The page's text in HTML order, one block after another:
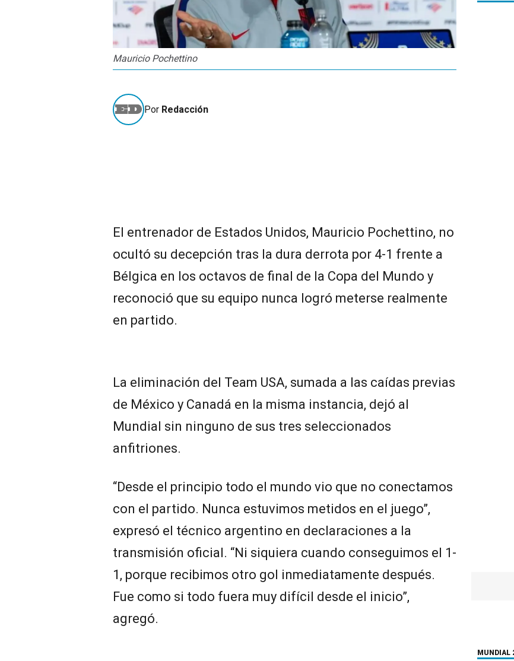
Mauricio Pochettino
Por Redacción
El entrenador de Estados Unidos, Mauricio Pochettino, no
ocultó su decepción tras la dura derrota por 4-1 frente a
Bélgica en los octavos de final de la Copa del Mundo y
reconoció que su equipo nunca logró meterse realmente
en partido.
La eliminación del Team USA, sumada a las caídas previas
de México y Canadá en la misma instancia, dejó al
Mundial sin ninguno de sus tres seleccionados
anfitriones.
“Desde el principio todo el mundo vio que no conectamos
con el partido. Nunca estuvimos metidos en el juego”,
expresó el técnico argentino en declaraciones a la
transmisión oficial. “Ni siquiera cuando conseguimos el 1-
1, porque recibimos otro gol inmediatamente después.
Fue como si todo fuera muy difícil desde el inicio”,
agregó.
MUNDIAL